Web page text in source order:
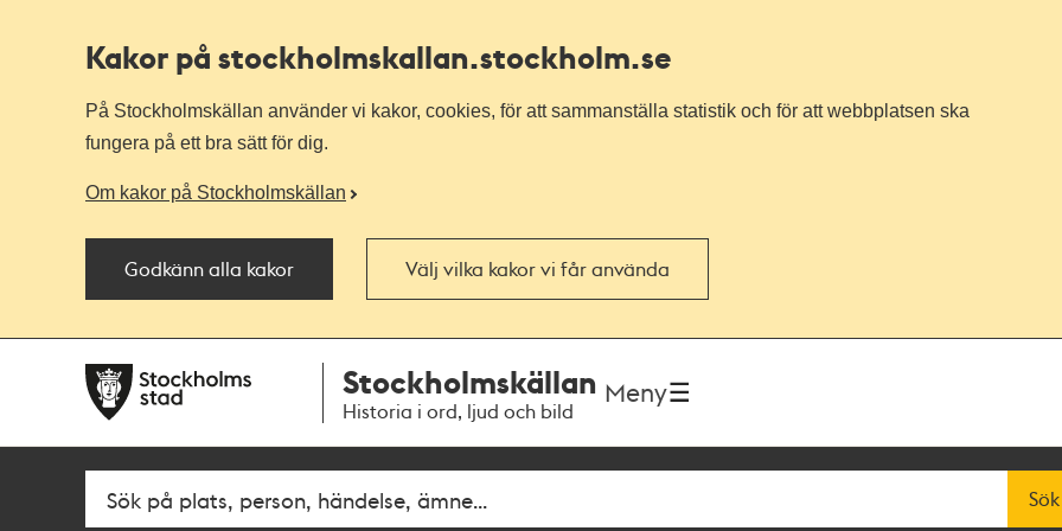
Kakor på stockholmskallan.stockholm.se
På Stockholmskällan använder vi kakor, cookies, för att sammanställa statistik och för att webbplatsen ska
fungera på ett bra sätt för dig.
Om kakor på Stockholmskällan
Godkänn alla kakor Välj vilka kakor vi får använda
navigationen
huvudinnehållet
Stockholmskällan
Historia i ord, ljud och bild
Meny
Fritextsök Sök